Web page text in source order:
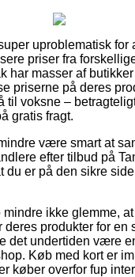
uproblematisk for
priser fra
har masser af
priserne på deres
til voksne –
gratis fragt.
være smart at
efter tilbud på
du er på den sikre
mindre ikke glemme,
deres produkter for en
det undertiden være
Køb med kort er
køber overfor fup